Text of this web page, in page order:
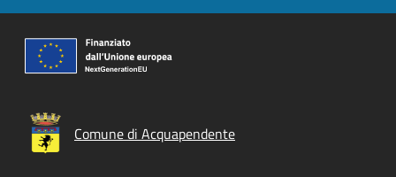
Comune di Acquapendente